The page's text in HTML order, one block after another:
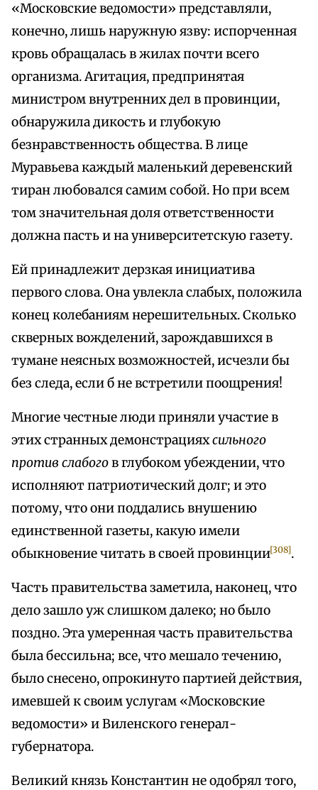
«Московские ведомости» представляли,
конечно, лишь наружную язву: испорченная
кровь обращалась в жилах почти всего
организма. Агитация, предпринятая
министром внутренних дел в провинции,
обнаружила дикость и глубокую
безнравственность общества. В лице
Муравьева каждый маленький деревенский
тиран любовался самим собой. Но при всем
том значительная доля ответственности
должна пасть и на университетскую газету.
Ей принадлежит дерзкая инициатива
первого слова. Она увлекла слабых, положила
конец колебаниям нерешительных. Сколько
скверных вожделений, зарождавшихся в
тумане неясных возможностей, исчезли бы
без следа, если б не встретили поощрения!
Многие честные люди приняли участие в
этих странных демонстрацияхсильного
против слабогов глубоком убеждении, что
исполняют патриотический долг; и это
потому, что они поддались внушению
единственной газеты, какую имели
обыкновение читать в своей провинции[308].
Часть правительства заметила, наконец, что
дело зашло уж слишком далеко; но было
поздно. Эта умеренная часть правительства
была бессильна; все, что мешало течению,
было снесено, опрокинуто партией действия,
имевшей к своим услугам «Московские
ведомости» и Виленского генерал-
губернатора.
Великий князь Константин не одобрял того,